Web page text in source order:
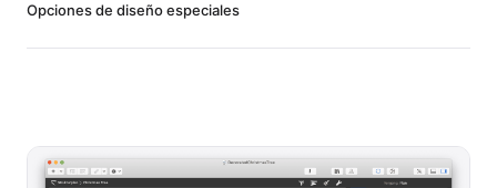
Opciones de diseño especiales